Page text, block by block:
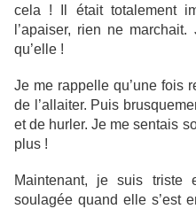
cela ! Il était totalement
l’apaiser, rien ne
qu’elle !
Je me rappelle qu’une fois
de l’allaiter. Puis
et de hurler. Je me sentais
plus !
Maintenant, je suis triste
soulagée quand elle s’est